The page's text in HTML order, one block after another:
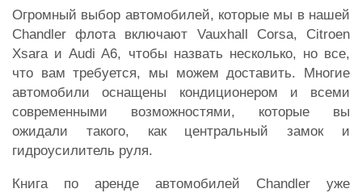
Огромный выбор автомобилей, которые мы в нашей
Chandler флота включают Vauxhall Corsa, Citroen
Xsara и Audi A6, чтобы назвать несколько, но все,
что вам требуется, мы можем доставить. Многие
автомобили оснащены кондиционером и всеми
современными возможностями, которые вы
ожидали такого, как центральный замок и
гидроусилитель руля.
Книга по аренде автомобилей Chandler уже